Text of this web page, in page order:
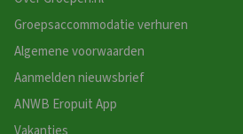
Groepsaccommodatie verhuren
Algemene voorwaarden
Aanmelden nieuwsbrief
ANWB Eropuit App